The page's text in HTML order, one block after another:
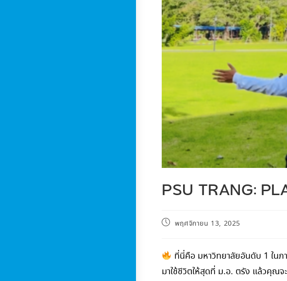
PSU TRANG:
พฤศจิกายน 13, 2025
ที่นี่คือ มหาวิทยาลัยอันดับ 1 ในภ
มาใช้ชีวิตให้สุดที่ ม.อ. ตรัง แล้วคุณจะ